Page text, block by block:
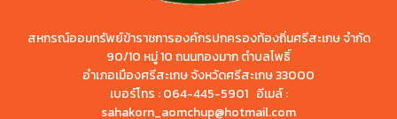
สหกรณ์ออมทรัพย์ข้าราชการองค์กรปกครองท้องถิ่นศรีสะเกษ จำกัด
90/10 หมู่ 10 ถนนทองมาก ตำบลโพธิ์
อำเภอเมืองศรีสะเกษ จังหวัดศรีสะเกษ 33000
เบอร์โทร : 064-445-5901 อีเมล์ :
sahakorn_aomchup@hotmail.com